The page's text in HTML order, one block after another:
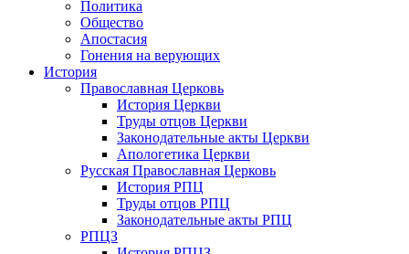
Политика
Общество
Апостасия
Гонения на верующих
История
Православная Церковь
История Церкви
Труды отцов Церкви
Законодательные акты Церкви
Апологетика Церкви
Русская Православная Церковь
История РПЦ
Труды отцов РПЦ
Законодательные акты РПЦ
РПЦЗ